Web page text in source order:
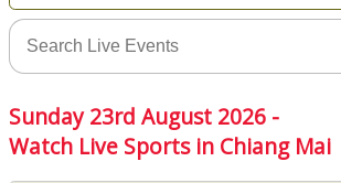
Sunday 23rd August 2026 -
Watch Live Sports in Chiang Mai